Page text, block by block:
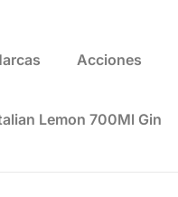
Acciones
Lemon 700Ml Gin